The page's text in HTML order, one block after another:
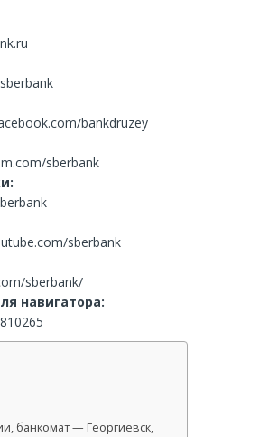
bankdruzey
sberbank
sberbank
sberbank/
навигатора:
банкомат — Георгиевск,